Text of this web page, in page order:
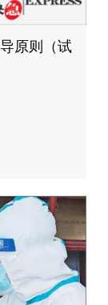
原则（试